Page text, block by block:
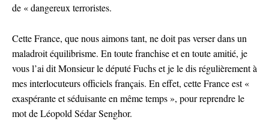
de « dangereux terroristes.
Cette France, que nous aimons tant, ne doit pas verser dans un
maladroit équilibrisme. En toute franchise et en toute amitié, je
vous l’ai dit Monsieur le député Fuchs et je le dis régulièrement à
mes interlocuteurs officiels français. En effet, cette France est «
exaspérante et séduisante en même temps », pour reprendre le
mot de Léopold Sédar Senghor.